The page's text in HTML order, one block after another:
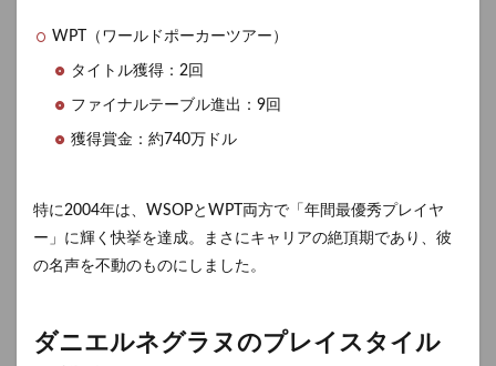
WPT（ワールドポーカーツアー）
タイトル獲得：2回
ファイナルテーブル進出：9回
獲得賞金：約740万ドル
特に2004年は、WSOPとWPT両方で「年間最優秀プレイヤ
ー」に輝く快挙を達成。まさにキャリアの絶頂期であり、彼
の名声を不動のものにしました。
ダニエルネグラヌのプレイスタイル